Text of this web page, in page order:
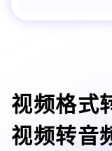
视频格式
视频转音